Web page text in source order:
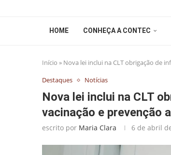
HOME CONHEÇA A CONTEC
Início » Nova lei inclui na CLT obrigação de
Destaques
Notícias
Nova lei inclui na CLT
vacinação e prevenção
escrito por Maria Clara 6 de abril